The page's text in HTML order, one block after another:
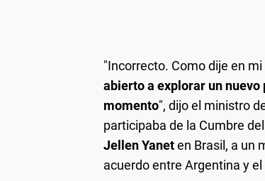
"Incorrecto. Como dije en
abierto a explorar un
momento", dijo el ministro
participaba de la Cumbre
Jellen Yaneten Brasil, a un
acuerdo entre Argentina y